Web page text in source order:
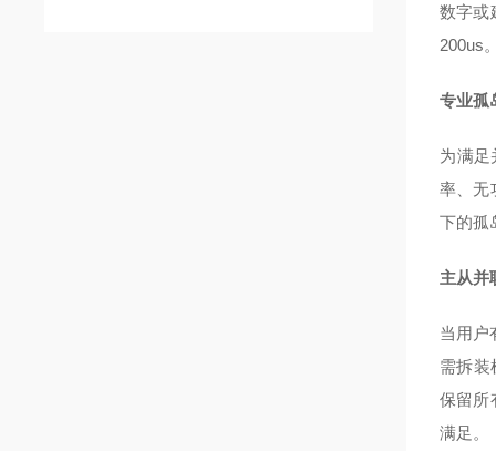
数字或
200us
专业孤
为满足
率、无
下的孤
主从并
当用户
需拆装
保留所
满足。